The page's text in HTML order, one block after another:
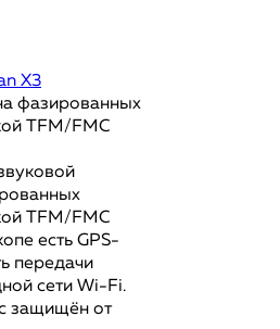
X3
фазированных
TFM/FMC
TFM/FMC
есть GPS-
передачи
сети Wi-Fi.
защищён от